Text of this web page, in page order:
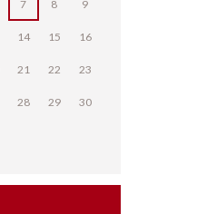
7 8 9
14 15 16
21 22 23
28 29 30